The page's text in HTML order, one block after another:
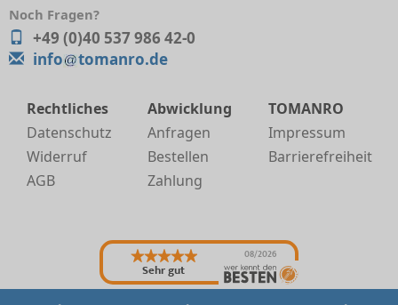
Noch Fragen?
+49 (0)40 537 986 42-0
info
tomanro.de
Rechtliches
Datenschutz
Widerruf
AGB
Abwicklung
Anfragen
Bestellen
Zahlung
TOMANRO
Impressum
Barrierefreiheit
Sehr gut
08/2026